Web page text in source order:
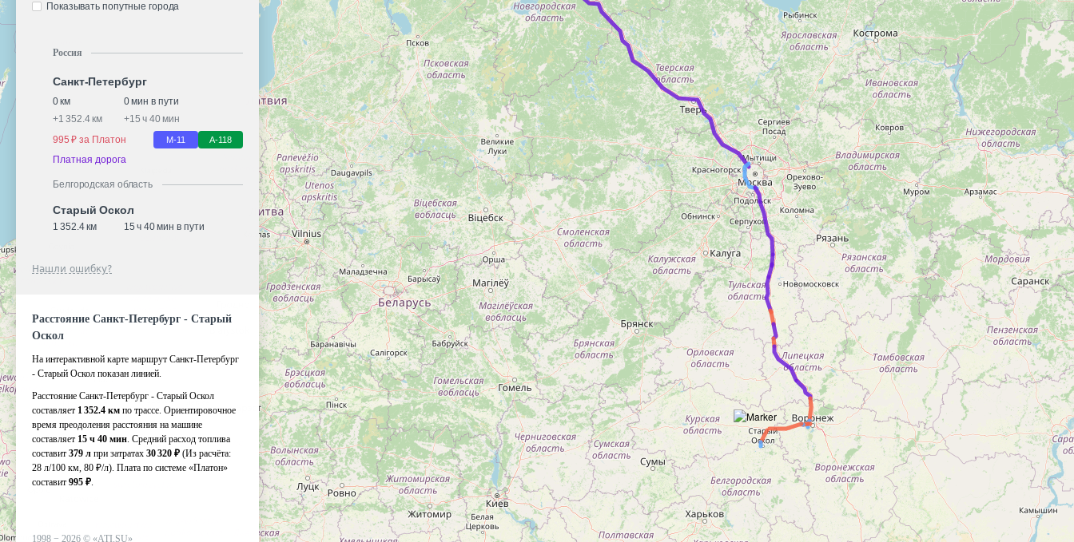
Показывать попутные города
Россия
Санкт-Петербург
0 км
0 мин в пути
+1 352.4 км +15 ч 40 мин
995 ₽ за Платон
М-11 А-118
Платная дорога
Белгородская область
Старый Оскол
1 352.4 км 15 ч 40 мин в пути
Нашли ошибку?
Расстояние Санкт-Петербург - Старый
Оскол
На интерактивной карте маршрут Санкт-Петербург
- Старый Оскол показан линией.
Расстояние Санкт-Петербург - Старый Оскол
составляет 1 352.4 км по трассе. Ориентировочное
время преодоления расстояния на машине
составляет 15 ч 40 мин. Средний расход топлива
составит 379 л при затратах 30 320 ₽ (Из расчёта:
28 л/100 км, 80 ₽/л). Плата по системе «Платон»
составит 995 ₽.
1998 − 2026 © «ATI.SU»